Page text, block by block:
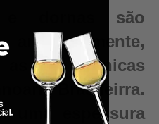
e dornas são
as técnicas
Brasileirra.
uma espessura